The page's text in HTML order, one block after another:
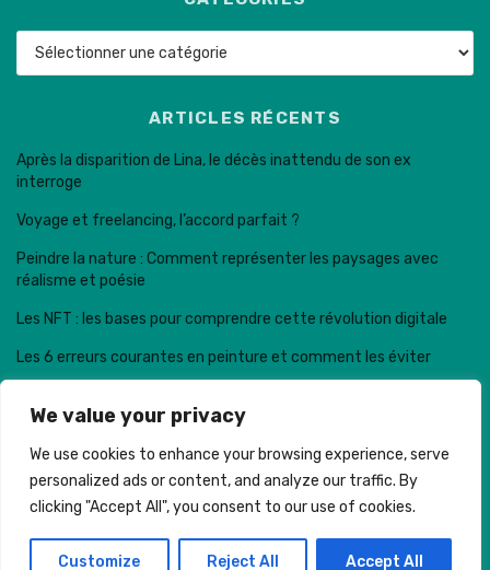
We value your privacy
We use cookies to enhance your browsing experience, serve
personalized ads or content, and analyze our traffic. By
clicking "Accept All", you consent to our use of cookies.
Customize Reject All Accept All
ARTICLES RÉCENTS
Après la disparition de Lina, le décès inattendu de son ex
interroge
Voyage et freelancing, l’accord parfait ?
Peindre la nature : Comment représenter les paysages avec
réalisme et poésie
Les NFT : les bases pour comprendre cette révolution digitale
Les 6 erreurs courantes en peinture et comment les éviter
Trail de la dent de Crolles © . Made with
COOKIES